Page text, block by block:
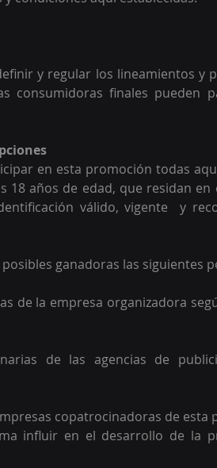
y regular los lineamientos y
consumidoras finales pueden
en esta promoción todas
18 años de edad, que residan
válido, vigente  y
ganadoras las siguientes
de la empresa organizadora
de las agencias de
copatrocinadoras de esta
influir en el desarrollo de la